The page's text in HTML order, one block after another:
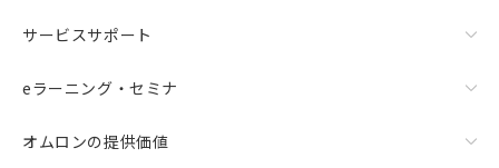
サービスサポート
eラーニング・セミナ
オムロンの提供価値